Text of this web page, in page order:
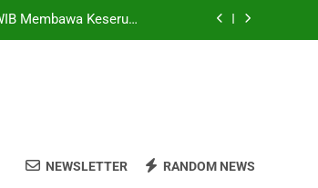
Membawa Keseruan
Bersama Jalalive dan
Update Menarik
Persahabatan
Membawa Keseruan
NEWSLETTER RANDOM NEWS